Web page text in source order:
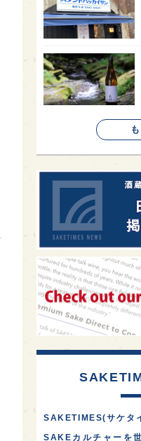
全蔵めぐり 1 シン
1 熊本県 1
イギリス 1 ノルウェ
歌舞伎町 1 沖縄県
saketimes_image_4 1
SAKETIMES(サケタ
SAKEカルチャーを